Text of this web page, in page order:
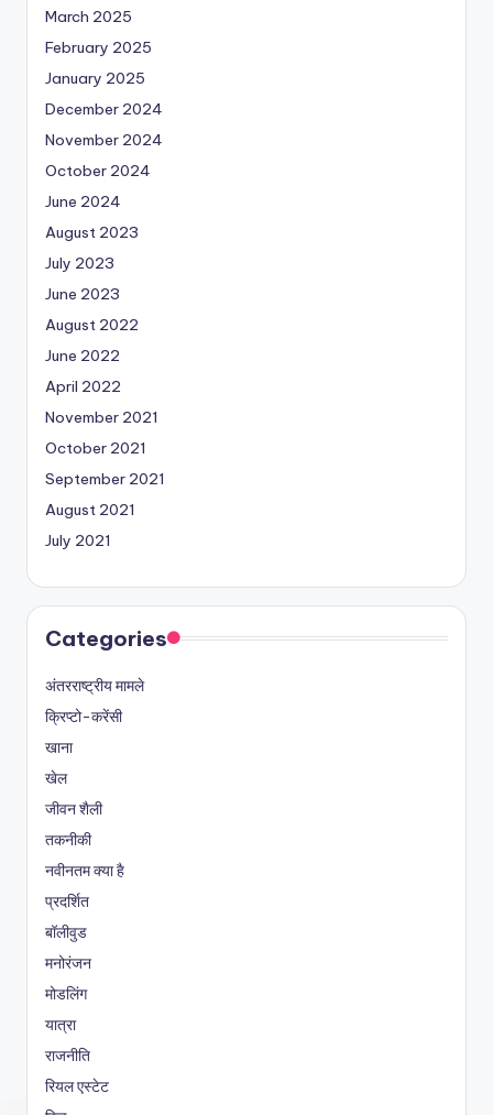
March 2025
February 2025
January 2025
December 2024
November 2024
October 2024
June 2024
August 2023
July 2023
June 2023
August 2022
June 2022
April 2022
November 2021
October 2021
September 2021
August 2021
July 2021
Categories
अंतरराष्ट्रीय मामले
क्रिप्टो-करेंसी
खाना
खेल
जीवन शैली
तकनीकी
नवीनतम क्या है
प्रदर्शित
बॉलीवुड
मनोरंजन
मोडलिंग
यात्रा
राजनीति
रियल एस्टेट